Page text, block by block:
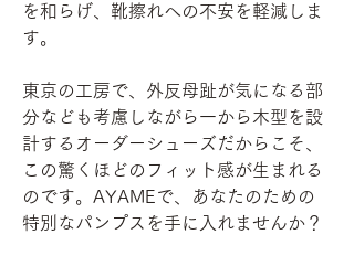
を和らげ、靴擦れへの不安を軽減しま
す。
東京の工房で、外反母趾が気になる部
分なども考慮しながら一から木型を設
計するオーダーシューズだからこそ、
この驚くほどのフィット感が生まれる
のです。AYAMEで、あなたのための
特別なパンプスを手に入れませんか？